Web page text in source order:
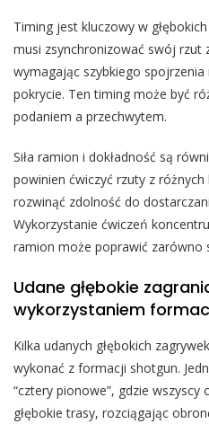
Timing jest kluczowy w
musi zsynchronizować swój rzut
wymagając szybkiego
pokrycie. Ten timing może być
podaniem a przechwytem.
Siła ramion i dokładność są
powinien ćwiczyć rzuty z
rozwinąć zdolność do
Wykorzystanie ćwiczeń
ramion może poprawić zarówno
Udane głębokie
wykorzystaniem
Kilka udanych głębokich
wykonać z formacji shotgun.
“cztery pionowe”, gdzie wszyscy
głębokie trasy, rozciągając